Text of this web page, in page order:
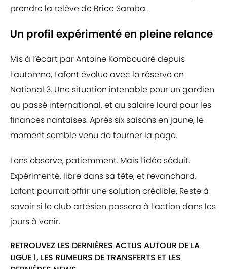
prendre la relève de Brice Samba.
Un profil expérimenté en pleine relance
Mis à l’écart par Antoine Kombouaré depuis
l’automne, Lafont évolue avec la réserve en
National 3. Une situation intenable pour un gardien
au passé international, et au salaire lourd pour les
finances nantaises. Après six saisons en jaune, le
moment semble venu de tourner la page.
Lens observe, patiemment. Mais l’idée séduit.
Expérimenté, libre dans sa tête, et revanchard,
Lafont pourrait offrir une solution crédible. Reste à
savoir si le club artésien passera à l’action dans les
jours à venir.
RETROUVEZ LES DERNIÈRES ACTUS AUTOUR DE LA
LIGUE 1, LES RUMEURS DE TRANSFERTS ET LES